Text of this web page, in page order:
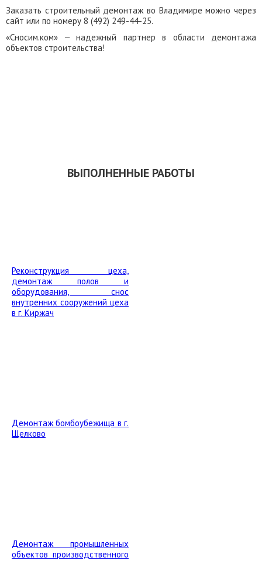
Заказать строительный демонтаж во Владимире можно через
сайт или по номеру 8 (492) 249-44-25.
«Сносим.ком» ‒ надежный партнер в области демонтажа
объектов строительства!
ВЫПОЛНЕННЫЕ РАБОТЫ
Реконструкция цеха,
демонтаж полов и
оборудования, снос
внутренних сооружений цеха
в г. Киржач
Демонтаж бомбоубежища в г.
Щелково
Демонтаж промышленных
объектов производственного